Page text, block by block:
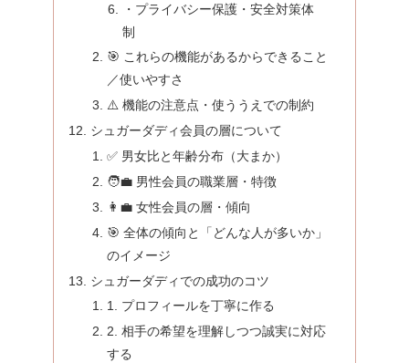
・プライバシー保護・安全対策体
制
🎯 これらの機能があるからできること
／使いやすさ
⚠️ 機能の注意点・使ううえでの制約
シュガーダディ会員の層について
✅ 男女比と年齢分布（大まか）
🧑‍💼 男性会員の職業層・特徴
👩‍💼 女性会員の層・傾向
🎯 全体の傾向と「どんな人が多いか」
のイメージ
シュガーダディでの成功のコツ
1. プロフィールを丁寧に作る
2. 相手の希望を理解しつつ誠実に対応
する